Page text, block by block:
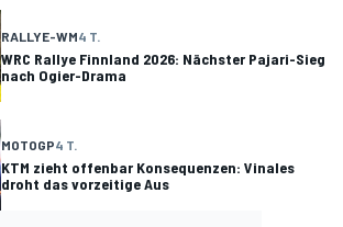
RALLYE-WM4 T.
WRC Rallye Finnland 2026: Nächster Pajari-Sieg
nach Ogier-Drama
MOTOGP4 T.
KTM zieht offenbar Konsequenzen: Vinales
droht das vorzeitige Aus